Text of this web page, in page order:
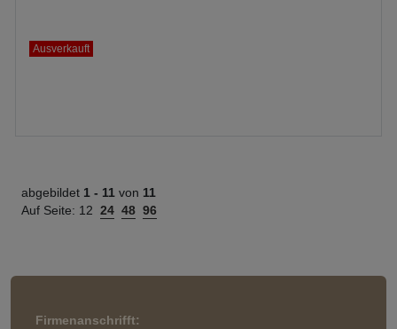
Ausverkauft
abgebildet 1 - 11 von 11
Auf Seite: 12 24 48 96
Firmenanschrifft: